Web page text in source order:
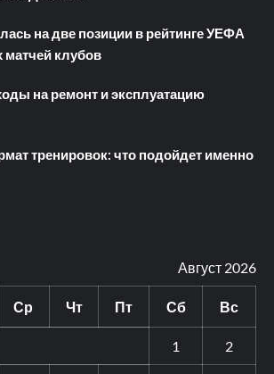
на две позиции в рейтинге УЕФА
клубов
на ремонт и эксплуатацию
тренировок: что подойдет именно
Август 2026
Ср Чт Пт Сб Вс
1 2